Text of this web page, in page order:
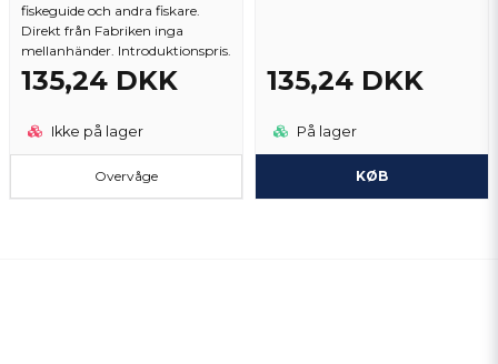
fiskeguide och andra fiskare.
Direkt från Fabriken inga
mellanhänder. Introduktionspris.
135,24 DKK
Ikke på lager
Overvåge
135,24 DKK
På lager
KØB